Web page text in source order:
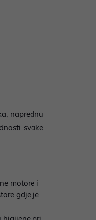
naprednu
svake
motore i
gdje je